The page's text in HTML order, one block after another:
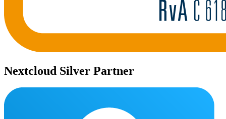
Nextcloud Silver Partner